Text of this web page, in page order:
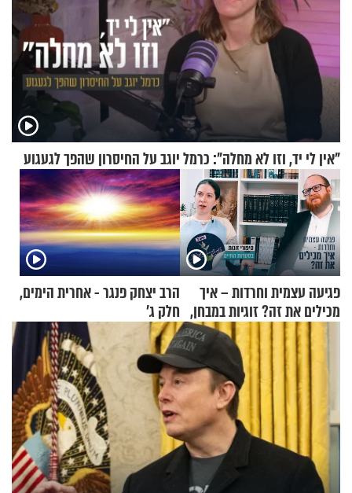
"אין לי יד, וזו לא מחלה": כרמל יוגב על החיסרון שהפך לגעגוע
פגיעה עצמית וחרדות – איך
מכילים את זה? זוגיות במבחן,
הפעם עם יהודית ואלתר כהן
הרב יצחק פנגר - אחרית הימים,
חלק ג’